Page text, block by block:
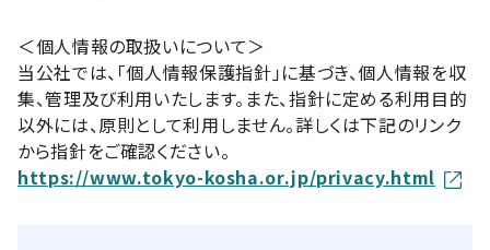
＜個人情報の取扱いについて＞
当公社では、「個人情報保護指針」に基づき、個人情報を収
集、管理及び利用いたします。また、指針に定める利用目的
以外には、原則として利用しません。詳しくは下記のリンク
から指針をご確認ください。
https://www.tokyo-kosha.or.jp/privacy.html